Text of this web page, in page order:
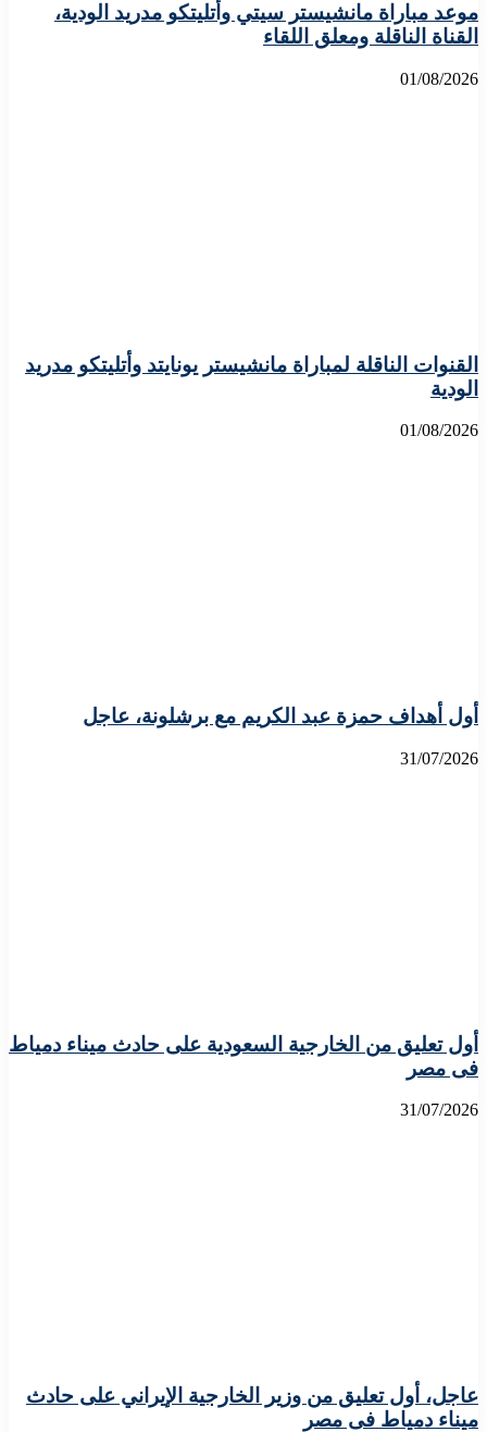
موعد مباراة مانشيستر سيتي وأتليتكو مدريد الودية،
القناة الناقلة ومعلق اللقاء
01/08/2026
القنوات الناقلة لمباراة مانشيستر يونايتد وأتليتكو مدريد
الودية
01/08/2026
أول أهداف حمزة عبد الكريم مع برشلونة، عاجل
31/07/2026
أول تعليق من الخارجية السعودية على حادث ميناء دمياط
فى مصر
31/07/2026
عاجل، أول تعليق من وزير الخارجية الإيراني على حادث
ميناء دمياط فى مصر